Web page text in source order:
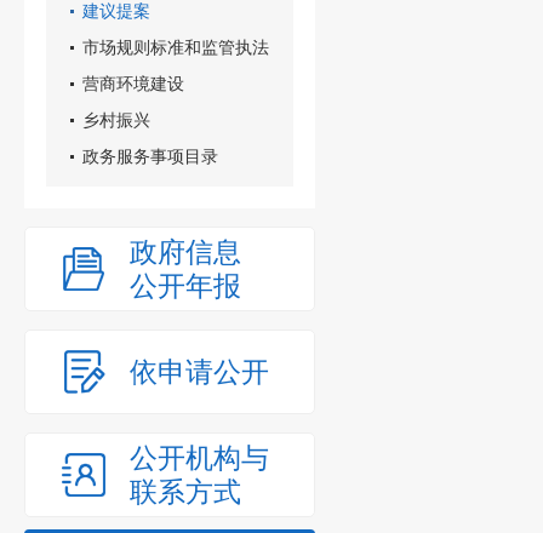
建议提案
市场规则标准和监管执法
营商环境建设
乡村振兴
政务服务事项目录
政府信息
公开年报
依申请公开
公开机构与
联系方式